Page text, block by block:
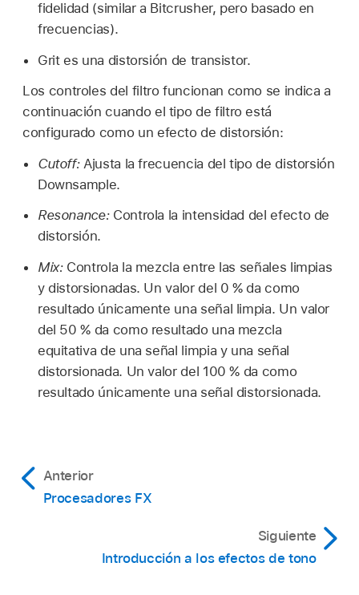
fidelidad (similar a Bitcrusher, pero basado en
frecuencias).
Grit es una distorsión de transistor.
Los controles del filtro funcionan como se indica a
continuación cuando el tipo de filtro está
configurado como un efecto de distorsión:
Cutoff:Ajusta la frecuencia del tipo de distorsión
Downsample.
Resonance:Controla la intensidad del efecto de
distorsión.
Mix:Controla la mezcla entre las señales limpias
y distorsionadas. Un valor del 0 % da como
resultado únicamente una señal limpia. Un valor
del 50 % da como resultado una mezcla
equitativa de una señal limpia y una señal
distorsionada. Un valor del 100 % da como
resultado únicamente una señal distorsionada.
Anterior
Procesadores FX
Siguiente
Introducción a los efectos de tono